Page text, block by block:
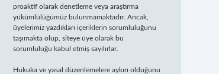
proaktif olarak denetleme veya araştırma
yükümlülüğümüz bulunmamaktadır. Ancak,
üyelerimiz yazdıkları içeriklerin sorumluluğunu
taşımakta olup, siteye üye olarak bu
sorumluluğu kabul etmiş sayılırlar.
Hukuka ve yasal düzenlemelere aykırı olduğunu